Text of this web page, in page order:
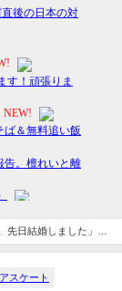
先日結婚しました」✨
明かした新たな人生
スケート